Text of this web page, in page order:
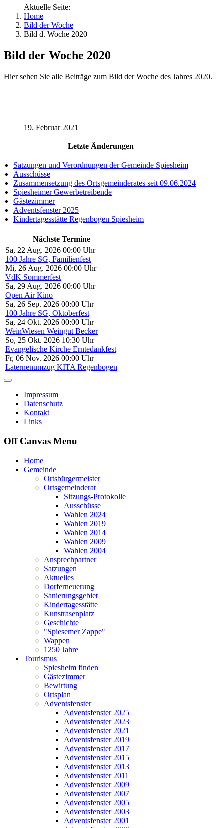
Aktuelle Seite:
Home
Bild der Woche
Bild d. Woche 2020
Bild der Woche 2020
Hier sehen Sie alle Beiträge zum Bild der Woche des Jahres 2020.
19. Februar 2021
Letzte Änderungen
Satzungen und Verordnungen der Gemeinde Spiesheim
Ausschüsse
Zusammensetzung des Ortsgemeinderates seit 09.06.2024
Spiesheimer Gewerbetreibende
Gästezimmer
Adventsfenster 2025
Kindertagesstätte Regenbogen Spiesheim
Nächste Termine
Sa, 22 Aug. 2026 00:00 Uhr
100 Jahre SG, Familienfest
Mi, 26 Aug. 2026 00:00 Uhr
VdK Sommerfest
Sa, 29 Aug. 2026 00:00 Uhr
Open Air Kino
Sa, 26 Sep. 2026 00:00 Uhr
100 Jahre SG, Oktoberfest
Sa, 24 Okt. 2026 00:00 Uhr
WeinWiesen Weingut Becker
So, 25 Okt. 2026 10:30 Uhr
Evangelische Kirche Erntedankfest
Fr, 06 Nov. 2026 00:00 Uhr
Laternenumzug KITA Regenbogen
Impressum
Datenschutz
Kontakt
Links
Off Canvas Menu
Home
Gemeinde
Ortsbürgermeister
Ortsgemeinderat
Sitzungs-Protokolle
Ausschüsse
Wahlen 2024
Wahlen 2019
Wahlen 2014
Wahlen 2009
Wahlen 2004
Ansprechpartner
Satzungen
Aktuelles
Dorferneuerung
Sanierungsgebiet
Kindertagesstätte
Kunstrasenplatz
Geschichte
"Spiesemer Zappe"
Wappen
1250 Jahre
Tourismus
Spiesheim finden
Gästezimmer
Bewirtung
Ortsplan
Adventsfenster
Adventsfenster 2025
Adventsfenster 2023
Adventsfenster 2021
Adventsfenster 2019
Adventsfenster 2017
Adventsfenster 2015
Adventsfenster 2013
Adventsfenster 2011
Adventsfenster 2009
Adventsfenster 2007
Adventsfenster 2005
Adventsfenster 2003
Adventsfenster 2001